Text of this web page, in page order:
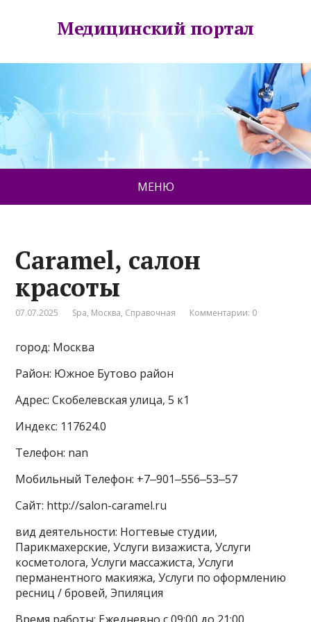
Медицинский портал
МЕНЮ
Caramel, салон
красоты
07.07.2025 Spa, Москва, Справочная Комментарии: 0
город: Москва
Район: Южное Бутово район
Адрес: Скобелевская улица, 5 к1
Индекс: 117624.0
Телефон: nan
Мобильный Телефон: +7‒901‒556‒53‒57
Сайт: http://salon-caramel.ru
вид деятельности: Ногтевые студии,
Парикмахерские, Услуги визажиста, Услуги
косметолога, Услуги массажиста, Услуги
перманентного макияжа, Услуги по оформлению
ресниц / бровей, Эпиляция